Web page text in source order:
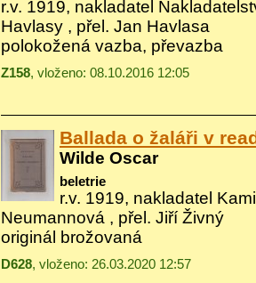
r.v. 1919, nakladatel
Havlasy , přel. Jan Havlasa
polokožená vazba, převazba
Z158, vloženo: 08.10.2016 12:05
Ballada o žaláři v
Wilde Oscar
beletrie
r.v. 1919, nakladatel
Neumannová , přel. Jiří Živný
originál brožovaná
D628, vloženo: 26.03.2020 12:57